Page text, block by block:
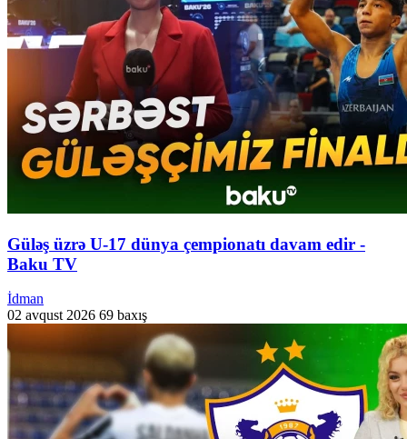
Güləş üzrə U-17 dünya çempionatı davam edir -
Baku TV
İdman
02 avqust 2026 69 baxış